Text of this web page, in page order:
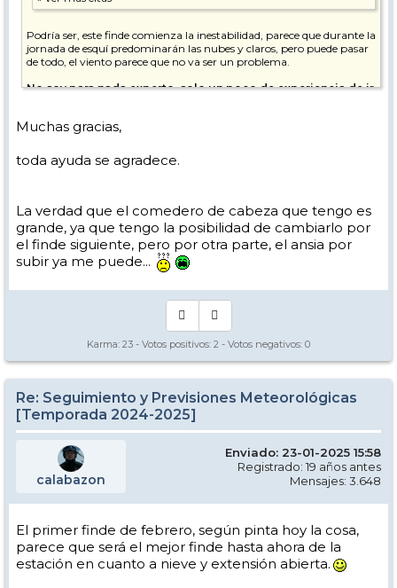
Podría ser, este finde comienza la inestabilidad, parece que durante la
jornada de esquí predominarán las nubes y claros, pero puede pasar
de todo, el viento parece que no va ser un problema.
No soy para nada experto, solo un poco de experiencia de ir
Muchas gracias,
toda ayuda se agradece.
La verdad que el comedero de cabeza que tengo es
grande, ya que tengo la posibilidad de cambiarlo por
el finde siguiente, pero por otra parte, el ansia por
subir ya me puede...
Karma: 23 - Votos positivos: 2 - Votos negativos: 0
Re: Seguimiento y Previsiones Meteorológicas
[Temporada 2024-2025]
calabazon
Enviado: 23-01-2025 15:58
Registrado: 19 años antes
Mensajes: 3.648
El primer finde de febrero, según pinta hoy la cosa,
parece que será el mejor finde hasta ahora de la
estación en cuanto a nieve y extensión abierta.